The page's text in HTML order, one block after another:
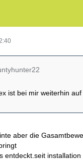
ist bei mir weiterhin
aber die
entdeckt.seit